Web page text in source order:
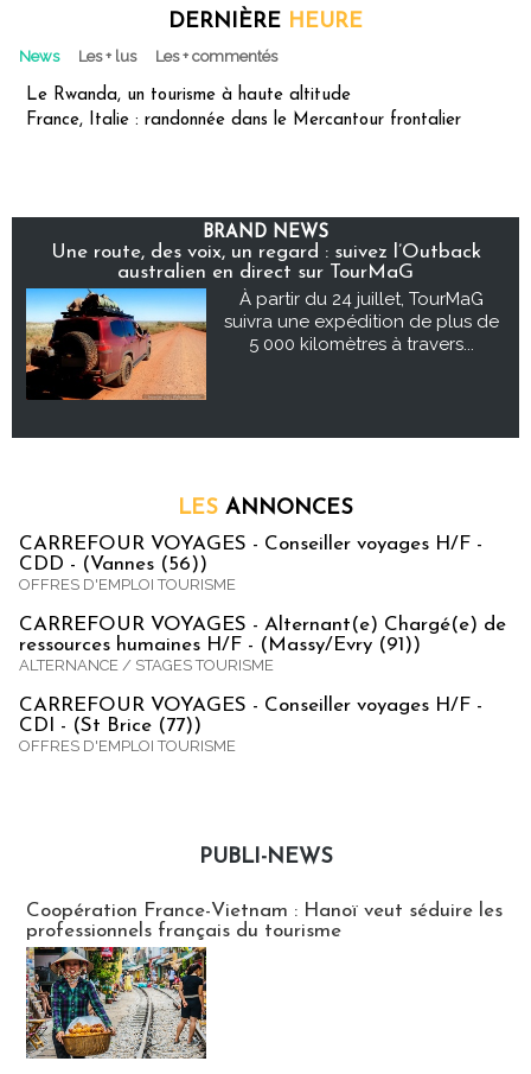
DERNIÈRE HEURE
News Les + lus Les + commentés
Le Rwanda, un tourisme à haute altitude
France, Italie : randonnée dans le Mercantour frontalier
BRAND NEWS
Une route, des voix, un regard : suivez l’Outback
australien en direct sur TourMaG
À partir du 24 juillet, TourMaG
suivra une expédition de plus de
5 000 kilomètres à travers...
LES ANNONCES
CARREFOUR VOYAGES - Conseiller voyages H/F -
CDD - (Vannes (56))
OFFRES D'EMPLOI TOURISME
CARREFOUR VOYAGES - Alternant(e) Chargé(e) de
ressources humaines H/F - (Massy/Evry (91))
ALTERNANCE / STAGES TOURISME
CARREFOUR VOYAGES - Conseiller voyages H/F -
CDI - (St Brice (77))
OFFRES D'EMPLOI TOURISME
PUBLI-NEWS
Coopération France-Vietnam : Hanoï veut séduire les
professionnels français du tourisme